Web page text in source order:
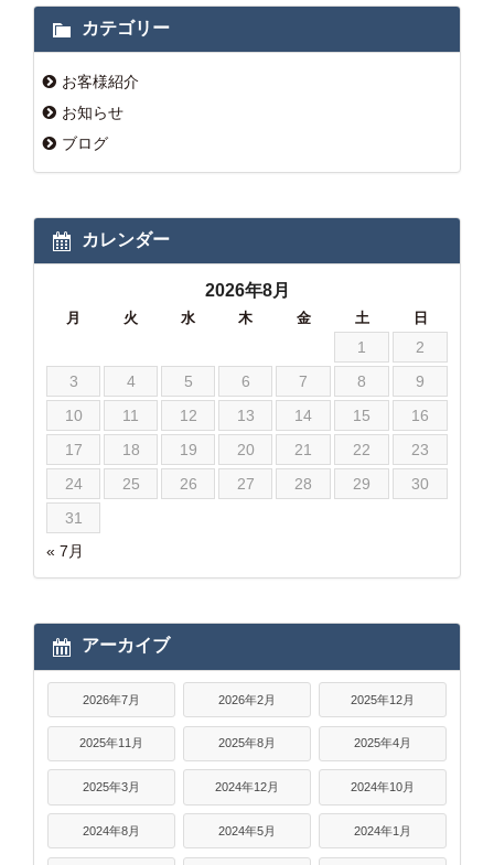
カテゴリー
お客様紹介
お知らせ
ブログ
カレンダー
2026年8月
月 火 水 木 金 土 日
« 7月
1
2
3
4 5 6 7 8
9
10
11 12 13 14 15
16
17
18 19 20 21 22
23
24
25 26 27 28 29
30
31
アーカイブ
2026年7月 2026年2月 2025年12月
2025年11月 2025年8月 2025年4月
2025年3月 2024年12月 2024年10月
2024年8月 2024年5月 2024年1月